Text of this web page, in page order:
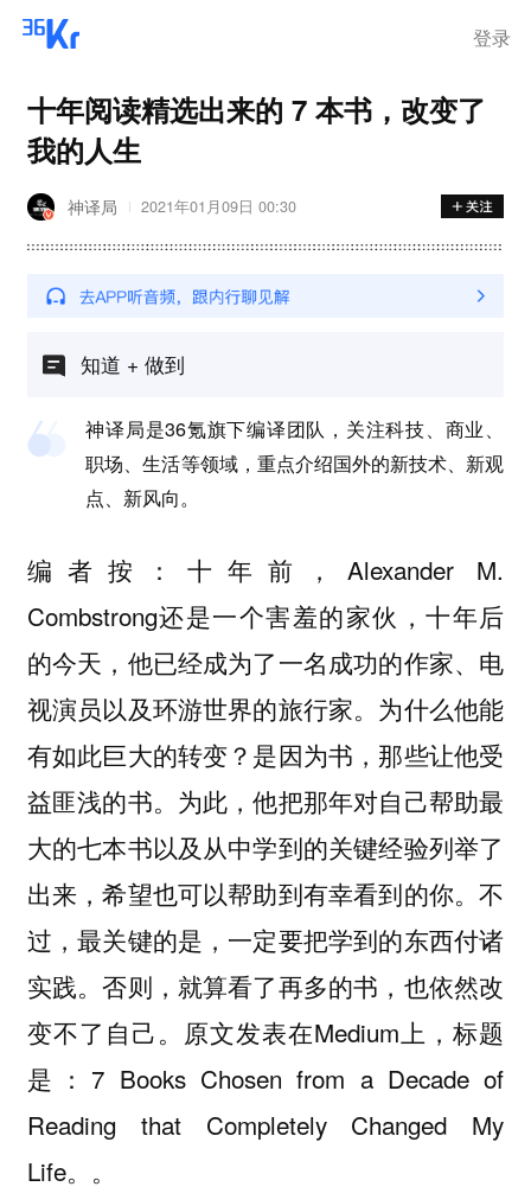
登录
十年阅读精选出来的 7 本书，改变了
我的人生
神译局 2021年01月09日 00:30
知道 + 做到
神译局是36氪旗下编译团队，关注科技、商业、
职场、生活等领域，重点介绍国外的新技术、新观
点、新风向。
编者按：十年前，Alexander M.
Combstrong还是一个害羞的家伙，十年后
的今天，他已经成为了一名成功的作家、电
视演员以及环游世界的旅行家。为什么他能
有如此巨大的转变？是因为书，那些让他受
益匪浅的书。为此，他把那年对自己帮助最
大的七本书以及从中学到的关键经验列举了
出来，希望也可以帮助到有幸看到的你。不
过，最关键的是，一定要把学到的东西付诸
实践。否则，就算看了再多的书，也依然改
变不了自己。原文发表在Medium上，标题
是：7 Books Chosen from a Decade of
Reading that Completely Changed My
Life。。